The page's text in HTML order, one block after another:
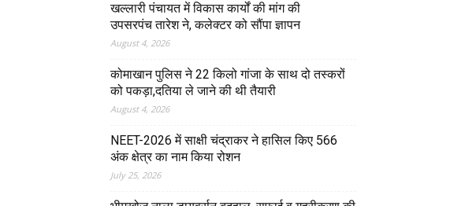
खल्लारी पंचायत में विकास कार्यों की मांग की
उपसरपंच तारेश ने, कलेक्टर को सौंपा ज्ञापन
August 4, 2026
कोमाखान पुलिस ने 22 किलो गांजा के साथ दो तस्करों
को पकड़ा,दतिया ले जाने की थी तैयारी
August 4, 2026
NEET-2026 में साक्षी चंद्राकर ने हासिल किए 566
अंक क्षेत्र का नाम किया रोशन
July 25, 2026